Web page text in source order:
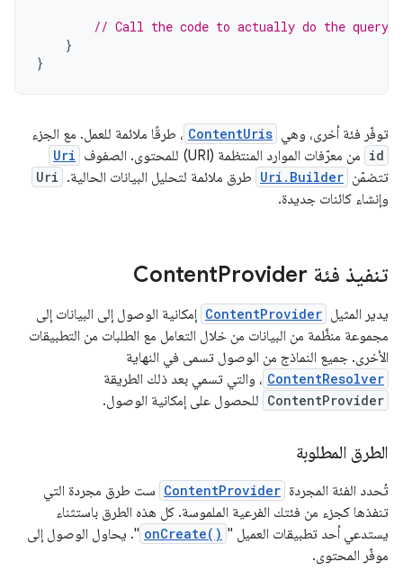
// Call the code to actually do the query
}
}
توفّر فئة أخرى، وهي ContentUris ، طرقًا ملائمة للعمل. مع الجزء
id من معرّفات الموارد المنتظمة (URI) للمحتوى. الصفوف Uri
تتضمّن Uri.Builder طرق ملائمة لتحليل البيانات الحالية. Uri
وإنشاء كائنات جديدة.
تنفيذ فئة Content Provider
يدير المثيل ContentProvider إمكانية الوصول إلى البيانات إلى
مجموعة منظَّمة من البيانات من خلال التعامل مع الطلبات من التطبيقات
الأخرى. جميع النماذج من الوصول تسمى في النهاية
ContentResolver ، والتي تسمي بعد ذلك الطريقة
ContentProvider للحصول على إمكانية الوصول.
الطرق المطلوبة
تُحدد الفئة المجردة ContentProvider ست طرق مجردة التي
تنفذها كجزء من فئتك الفرعية الملموسة. كل هذه الطرق باستثناء
يستدعي أحد تطبيقات العميل " onCreate() ". يحاول الوصول إلى
موفّر المحتوى.